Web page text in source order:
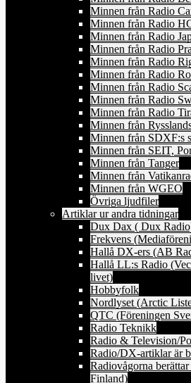
Minnen från Radio
Minnen från Radio
Minnen från Radio
Minnen från Radio
Minnen från Radio
Minnen från Radio
Minnen från Radio
Minnen från Radio
Minnen från Radio
Minnen från
Minnen från SDXF:s
Minnen från SEIT,
Minnen från Tanger
Minnen från
Minnen från WGEO
Övriga ljudfiler
Artiklar ur andra tidningar
Dux Dax ( Dux
Frekvens
Hallå DX-ers (AB
Hallå LL:s Radio
livet)
Hobbyfolk
Nordlyset (Arctic
QTC (Föreningen
Radio Teknikk
Radio & Television/
Radio/DX-artiklar är
Radiovågorna
Finland)